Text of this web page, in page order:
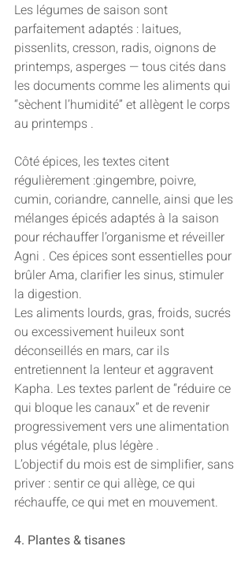
Les légumes de saison sont
parfaitement adaptés : laitues,
pissenlits, cresson, radis, oignons de
printemps, asperges — tous cités dans
les documents comme les aliments qui
“sèchent l’humidité” et allègent le corps
au printemps .
Côté épices, les textes citent
régulièrement :gingembre, poivre,
cumin, coriandre, cannelle, ainsi que les
mélanges épicés adaptés à la saison
pour réchauffer l’organisme et réveiller
Agni . Ces épices sont essentielles pour
brûler Ama, clarifier les sinus, stimuler
la digestion.
Les aliments lourds, gras, froids, sucrés
ou excessivement huileux sont
déconseillés en mars, car ils
entretiennent la lenteur et aggravent
Kapha. Les textes parlent de “réduire ce
qui bloque les canaux” et de revenir
progressivement vers une alimentation
plus végétale, plus légère .
L’objectif du mois est de simplifier, sans
priver : sentir ce qui allège, ce qui
réchauffe, ce qui met en mouvement.
4. Plantes & tisanes